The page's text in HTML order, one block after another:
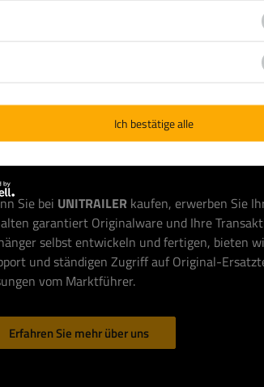
Sie bei UNITRAILER kaufen, erwerben Sie
garantiert Originalware und Ihre
selbst entwickeln und fertigen, bieten
und ständigen Zugriff auf Original-
vom Marktführer.
Erfahren Sie mehr über uns
Ich bestätige alle